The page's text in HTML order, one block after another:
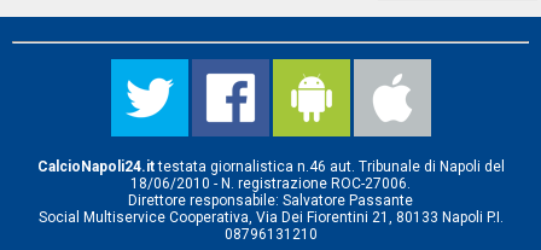
CalcioNapoli24.ittestata giornalistica n.46 aut. Tribunale di Napoli del
18/06/2010 - N. registrazione ROC-27006.
Direttore responsabile: Salvatore Passante
Social Multiservice Cooperativa, Via Dei Fiorentini 21, 80133 Napoli P.I.
08796131210